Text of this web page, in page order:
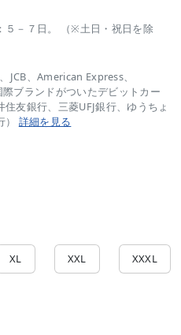
５－７日。 （※土日・祝日を除
、American Express、
ブランドがついたデビットカー
友銀行、三菱UFJ銀行、ゆうちょ
詳細を見る
XL XXL XXXL